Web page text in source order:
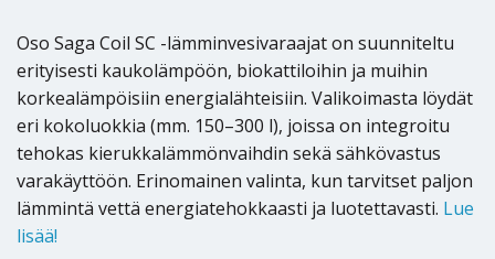
Oso Saga Coil SC -lämminvesivaraajat on suunniteltu
erityisesti kaukolämpöön, biokattiloihin ja muihin
korkealämpöisiin energialähteisiin. Valikoimasta löydät
eri kokoluokkia (mm. 150–300 l), joissa on integroitu
tehokas kierukkalämmönvaihdin sekä sähkövastus
varakäyttöön. Erinomainen valinta, kun tarvitset paljon
lämmintä vettä energiatehokkaasti ja luotettavasti. Lue
lisää!